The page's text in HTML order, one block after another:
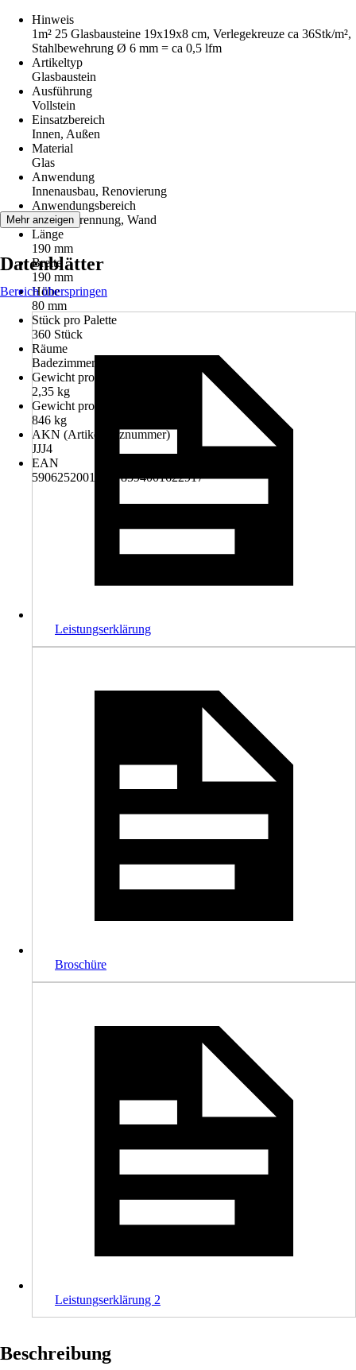
Hinweis
1m² 25 Glasbausteine 19x19x8 cm, Verlegekreuze ca 36Stk/m²,
Stahlbewehrung Ø 6 mm = ca 0,5 lfm
Artikeltyp
Glasbaustein
Ausführung
Vollstein
Einsatzbereich
Innen, Außen
Material
Glas
Anwendung
Innenausbau, Renovierung
Anwendungsbereich
Duschabtrennung, Wand
Länge
190 mm
Breite
190 mm
Höhe
80 mm
Stück pro Palette
360 Stück
Räume
Badezimmer, Wohnräume
Gewicht pro Stück
2,35 kg
Gewicht pro Palette
846 kg
AKN (Artikelkurznummer)
JJJ4
EAN
5906252001459, 8594001622917
Mehr anzeigen
Datenblätter
Bereich überspringen
Leistungserklärung
Broschüre
Leistungserklärung 2
Beschreibung